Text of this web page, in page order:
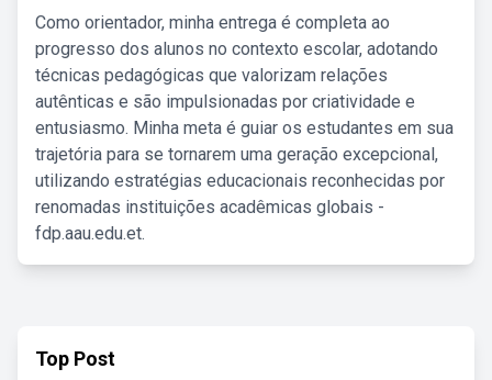
Como orientador, minha entrega é completa ao
progresso dos alunos no contexto escolar, adotando
técnicas pedagógicas que valorizam relações
autênticas e são impulsionadas por criatividade e
entusiasmo. Minha meta é guiar os estudantes em sua
trajetória para se tornarem uma geração excepcional,
utilizando estratégias educacionais reconhecidas por
renomadas instituições acadêmicas globais -
fdp.aau.edu.et.
Top Post